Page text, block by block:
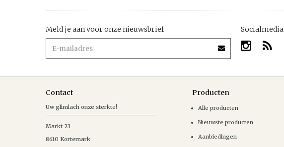
Meld je aan voor onze nieuwsbrief Socialmedia
Contact
Uw glimlach onze sterkte!
Markt 23
8610 Kortemark
Producten
Alle producten
Nieuwste producten
Aanbiedingen